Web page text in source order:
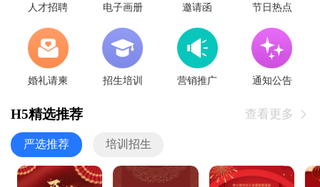
人才招聘 电子画册 邀请函 节日热点
婚礼请柬 招生培训 营销推广 通知公告
H5精选推荐 查看更多 
严选推荐 培训招生